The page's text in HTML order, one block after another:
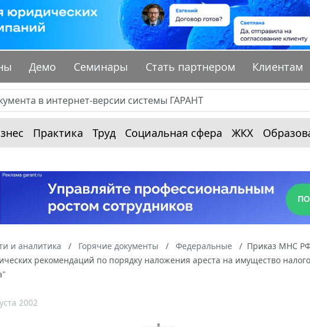
Демо Семинары Стать партнером Клиентам
Практика Труд Социальная сфера ЖКХ
и аналитика Горячие документы Федеральные
Приказ МНС
рекомендаций по порядку наложения ареста на имущество
2002